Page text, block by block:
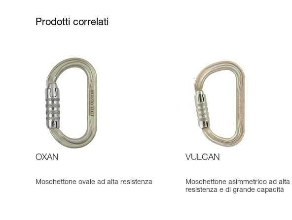
Prodotti correlati
OXAN
Moschettone ovale ad alta resistenza
VULCAN
Moschettone asimmetrico ad alta
resistenza e di grande capacità